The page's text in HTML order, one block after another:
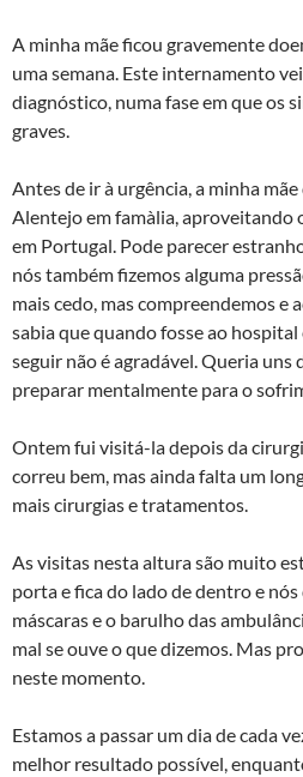
A minha mãe ficou gravemente
uma semana. Este internamento
diagnóstico, numa fase em que os
graves.
Antes de ir à urgência, a minha
Alentejo em famà­lia, aproveitando
em Portugal. Pode parecer
nós também fizemos alguma
mais cedo, mas compreendemos e
sabia que quando fosse ao hospital
seguir não é agradável. Queria uns
preparar mentalmente para o
Ontem fui visitá-la depois da
correu bem, mas ainda falta um
mais cirurgias e tratamentos.
As visitas nesta altura são muito
porta e fica do lado de dentro e
máscaras e o barulho das
mal se ouve o que dizemos. Mas
neste momento.
Estamos a passar um dia de cada
melhor resultado possível,